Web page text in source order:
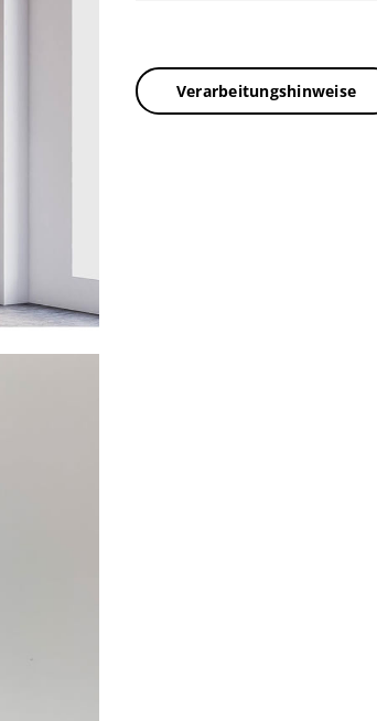
Verarbeitungshinweise